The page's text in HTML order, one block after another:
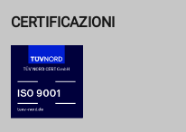
CERTIFICAZIONI